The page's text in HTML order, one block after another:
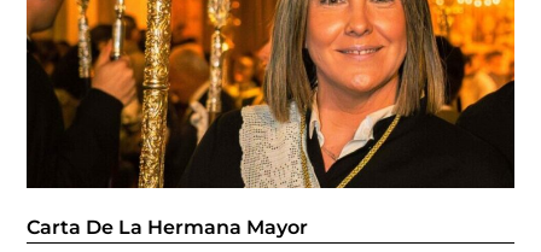
Carta De La Hermana Mayor